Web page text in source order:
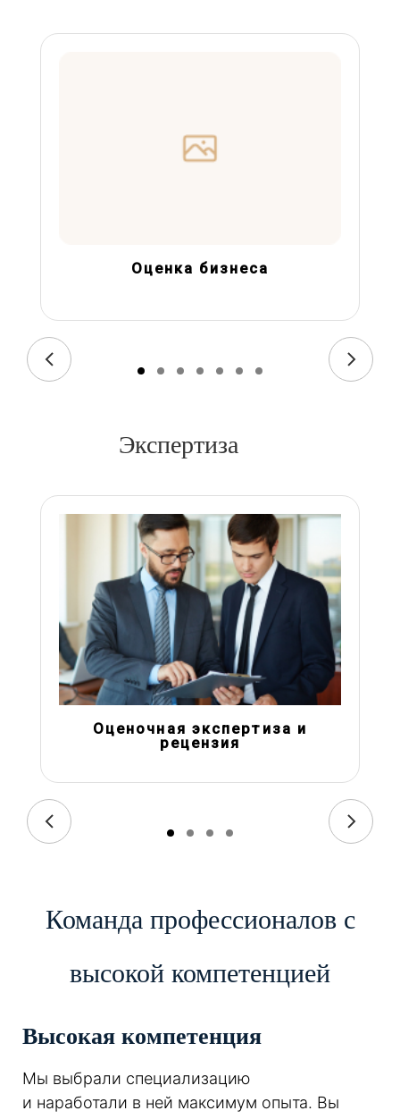
Оценка бизнеса
Экспертиза
Оценочная экспертиза и
рецензия
Команда профессионалов с
высокой компетенцией
Высокая компетенция
Мы выбрали специализацию
и наработали в ней максимум опыта. Вы